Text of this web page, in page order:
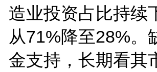
造业投资占比持续
从71%降至28%。
金支持，长期看其